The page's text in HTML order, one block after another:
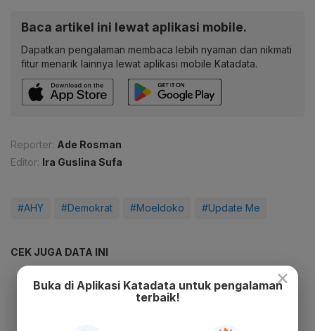
Baca artikel ini lewat aplikasi mobile.
Dapatkan pengalaman membaca lebih nyaman dan nikmati
fitur menarik lainnya lewat aplikasi mobile Katadata.
Reporter: Ade Rosman
Editor: Ira Guslina Sufa
#AHY #Demokrat #Moeldoko #Update Me
CEK JUGA DATA INI
×
Buka di Aplikasi Katadata untuk pengalaman
terbaik!